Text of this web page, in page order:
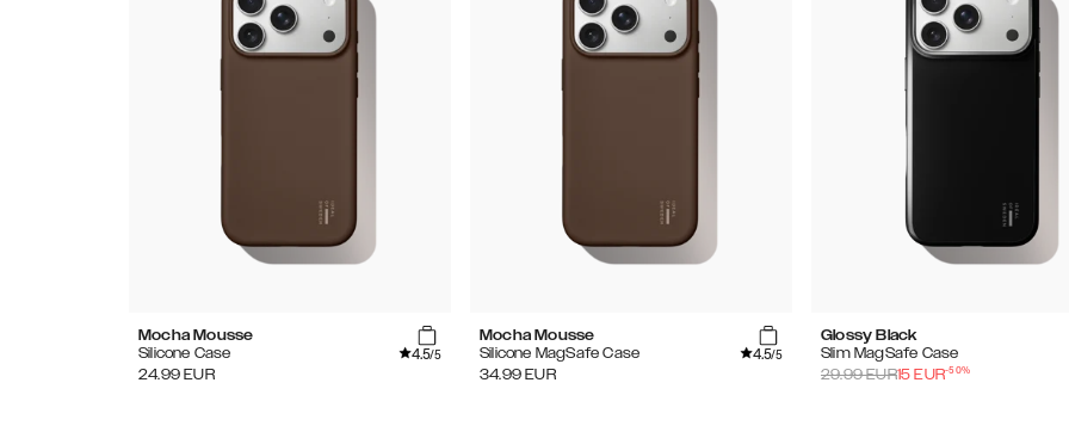
Mocha Mousse
Silicone Case
4.5/5
24.99 EUR
Mocha Mousse
Silicone MagSafe Case
4.5/5
34.99 EUR
Glossy Black
Slim MagSafe Case
29.99EUR15 EUR-50%